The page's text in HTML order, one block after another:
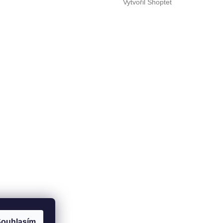
Vytvořil Shoptet